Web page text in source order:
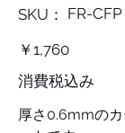
SKU：
SKU：
FR-
FR-CFP
価
格
￥1,760
消費税込み
厚さ0.6mmの